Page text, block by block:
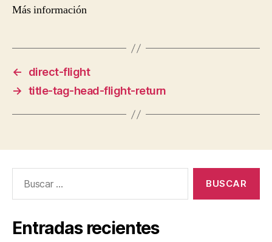
Más información
←
direct-flight
→ title-tag-head-flight-return
Entradas recientes